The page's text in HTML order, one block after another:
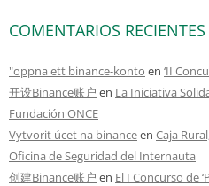
COMENTARIOS RECIENTES
"oppna ett binance-konto en ‘II
开设Binance账户 en La Iniciativa
Fundación ONCE
Vytvorit úcet na binanceen Caja
Oficina de Seguridad del Internauta
创建Binance账户 en El I Concurso de